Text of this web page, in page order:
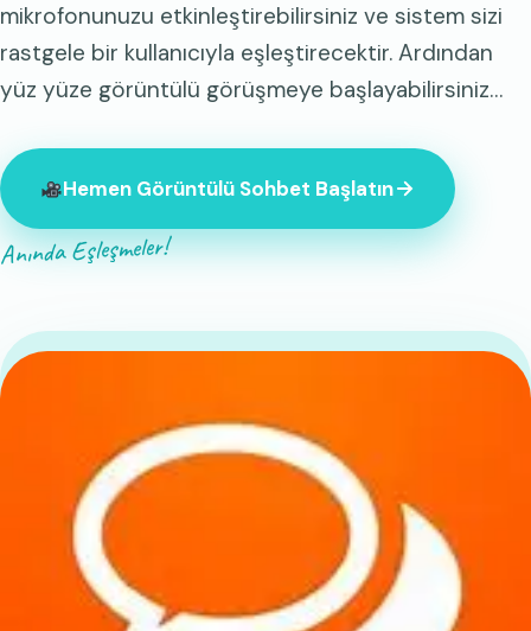
mikrofonunuzu etkinleştirebilirsiniz ve sistem sizi
rastgele bir kullanıcıyla eşleştirecektir. Ardından
yüz yüze görüntülü görüşmeye başlayabilirsiniz…
Hemen Görüntülü Sohbet Başlatın
Anında Eşleşmeler!